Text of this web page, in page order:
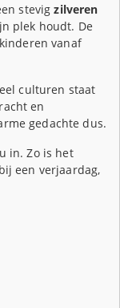
stevigzilveren
plek houdt. De
vanaf
culturen staat
en
gedachte dus.
in. Zo is het
een verjaardag,